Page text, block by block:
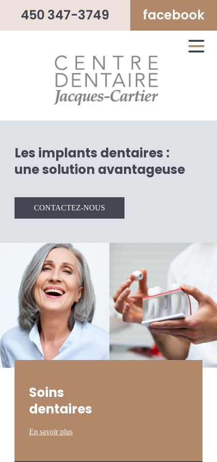
450 347-3749 facebook
Les implants dentaires :
une solution avantageuse
CONTACTEZ-NOUS
Soins
dentaires
En savoir plus